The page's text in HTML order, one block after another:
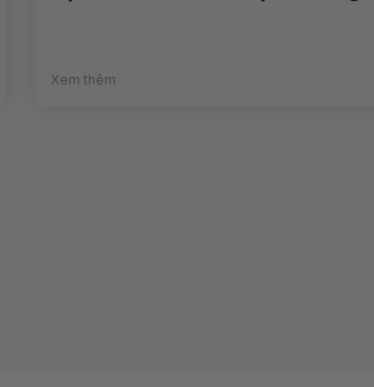
Xem thêm